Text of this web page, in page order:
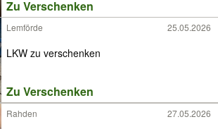
Zu Verschenken
Lemförde 25.05.2026
LKW zu verschenken
Zu Verschenken
Rahden 27.05.2026